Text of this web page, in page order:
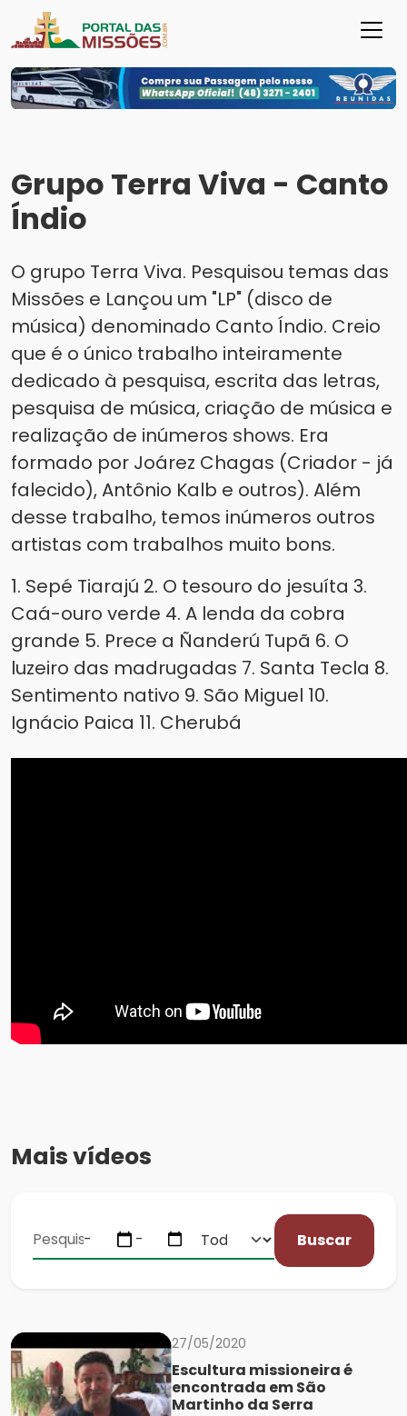
Grupo Terra Viva - Canto
Índio
O grupo Terra Viva. Pesquisou temas das
Missões e Lançou um "LP" (disco de
música) denominado Canto Índio. Creio
que é o único trabalho inteiramente
dedicado à pesquisa, escrita das letras,
pesquisa de música, criação de música e
realização de inúmeros shows. Era
formado por Joárez Chagas (Criador - já
falecido), Antônio Kalb e outros). Além
desse trabalho, temos inúmeros outros
artistas com trabalhos muito bons.
1. Sepé Tiarajú 2. O tesouro do jesuíta 3.
Caá-ouro verde 4. A lenda da cobra
grande 5. Prece a Ñanderú Tupã 6. O
luzeiro das madrugadas 7. Santa Tecla 8.
Sentimento nativo 9. São Miguel 10.
Ignácio Paica 11. Cherubá
Mais vídeos
Buscar
27/05/2020
Escultura missioneira é
encontrada em São
Martinho da Serra